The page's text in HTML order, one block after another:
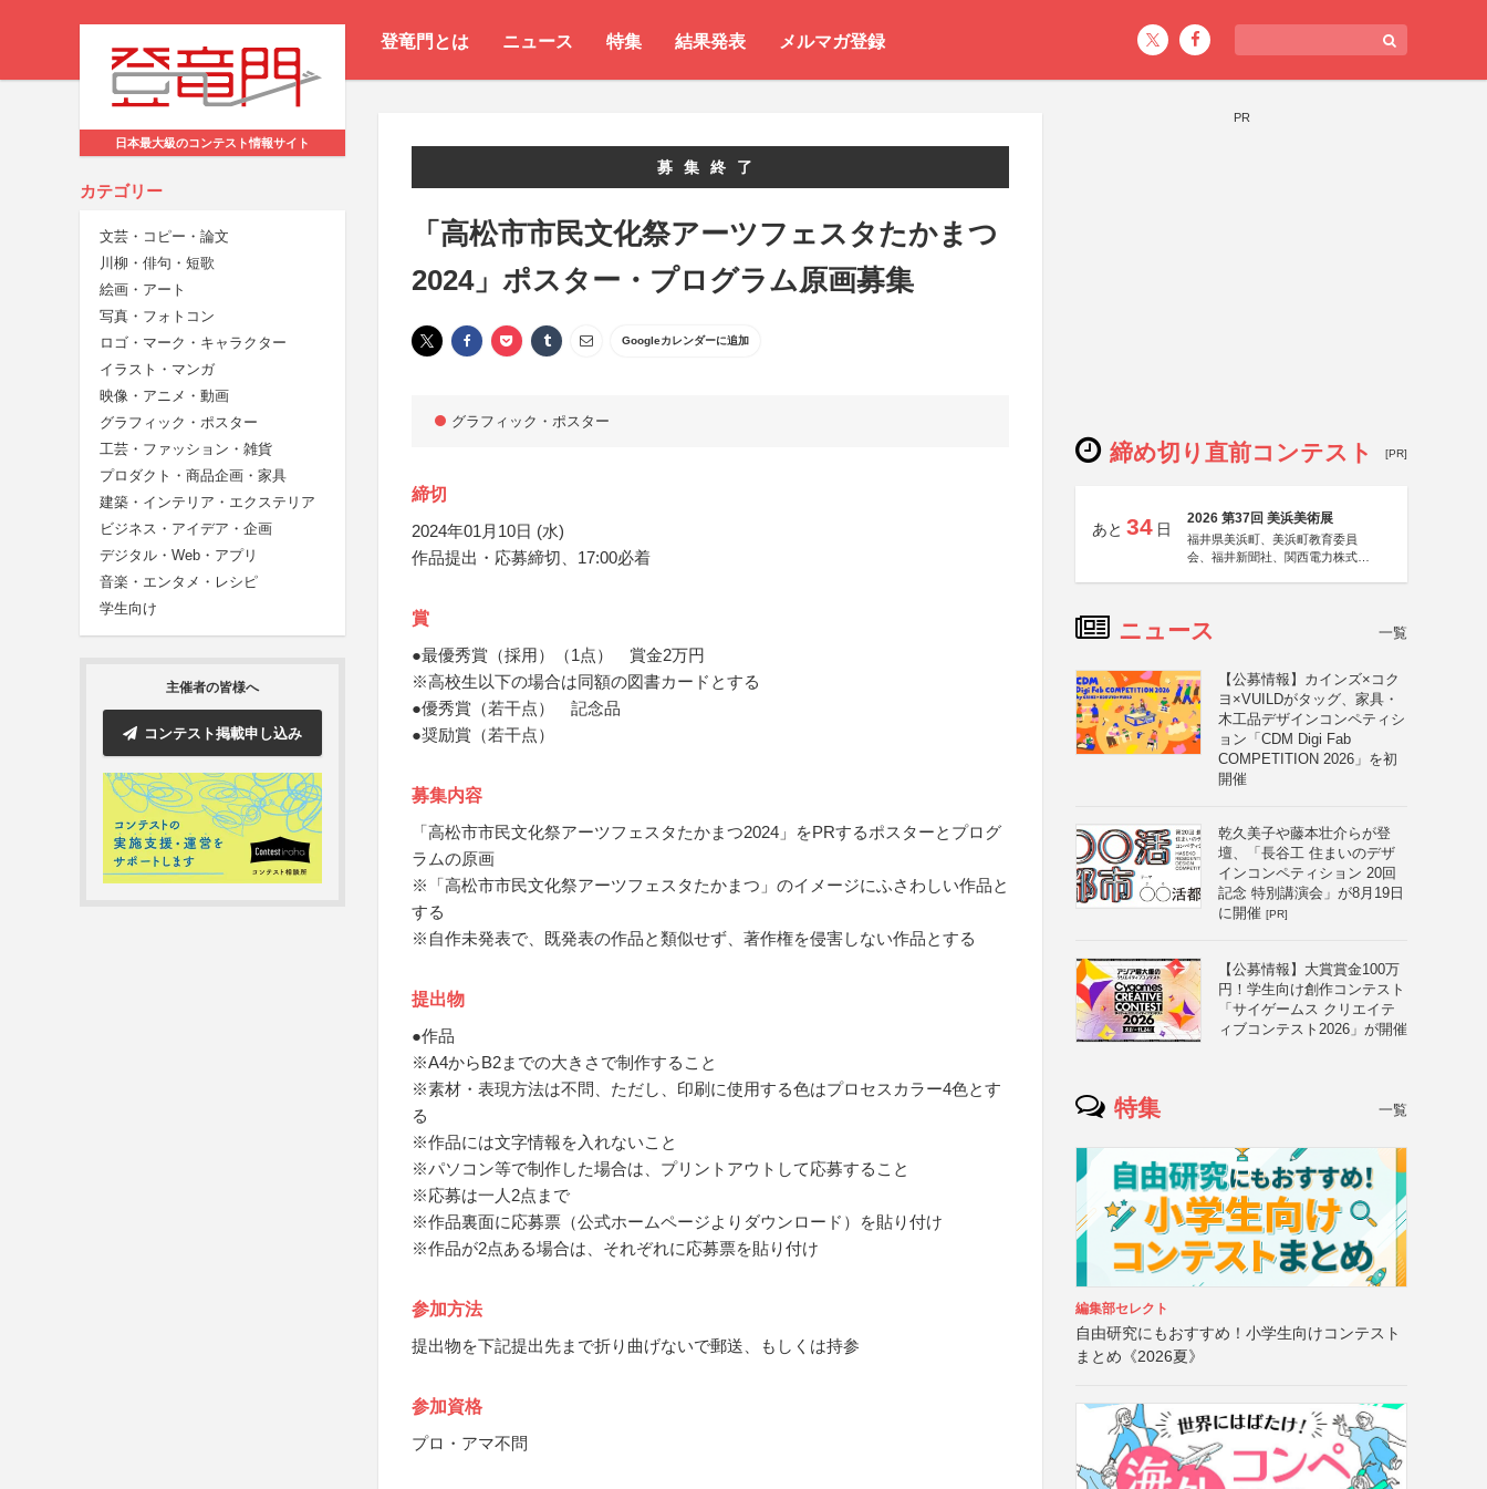
登竜門とは ニュース 特集 結果発表 メルマガ登録
日本最大級のコンテスト情報サイト
カテゴリー
文芸・コピー・論文
川柳・俳句・短歌
絵画・アート
写真・フォトコン
ロゴ・マーク・キャラクター
イラスト・マンガ
映像・アニメ・動画
グラフィック・ポスター
工芸・ファッション・雑貨
プロダクト・商品企画・家具
建築・インテリア・エクステリア
ビジネス・アイデア・企画
デジタル・Web・アプリ
音楽・エンタメ・レシピ
学生向け
主催者の皆様へ
コンテスト掲載申し込み
募集終了
「高松市市民文化祭アーツフェスタたかまつ
2024」ポスター・プログラム原画募集
Googleカレンダーに追加
グラフィック・ポスター
締切
2024年01月10日 (水)
作品提出・応募締切、17:00必着
賞
●最優秀賞（採用）（1点） 賞金2万円
※高校生以下の場合は同額の図書カードとする
●優秀賞（若干点） 記念品
●奨励賞（若干点）
募集内容
「高松市市民文化祭アーツフェスタたかまつ2024」をPRするポスターとプログ
ラムの原画
※「高松市市民文化祭アーツフェスタたかまつ」のイメージにふさわしい作品と
する
※自作未発表で、既発表の作品と類似せず、著作権を侵害しない作品とする
提出物
●作品
※A4からB2までの大きさで制作すること
※素材・表現方法は不問、ただし、印刷に使用する色はプロセスカラー4色とす
る
※作品には文字情報を入れないこと
※パソコン等で制作した場合は、プリントアウトして応募すること
※応募は一人2点まで
※作品裏面に応募票（公式ホームページよりダウンロード）を貼り付け
※作品が2点ある場合は、それぞれに応募票を貼り付け
参加方法
提出物を下記提出先まで折り曲げないで郵送、もしくは持参
参加資格
プロ・アマ不問
PR
締め切り直前コンテスト [PR]
あと 34 日
2026 第37回 美浜美術展
福井県美浜町、美浜町教育委員
会、福井新聞社、関西電力株式会
ニュース 一覧
【公募情報】カインズ×コク
ヨ×VUILDがタッグ、家具・
木工品デザインコンペティシ
ョン「CDM Digi Fab
COMPETITION 2026」を初
開催
乾久美子や藤本壮介らが登
壇、「長谷工 住まいのデザ
インコンペティション 20回
記念 特別講演会」が8月19日
に開催 [PR]
【公募情報】大賞賞金100万
円！学生向け創作コンテスト
「サイゲームス クリエイテ
ィブコンテスト2026」が開催
特集 一覧
編集部セレクト
自由研究にもおすすめ！小学生向けコンテスト
まとめ《2026夏》